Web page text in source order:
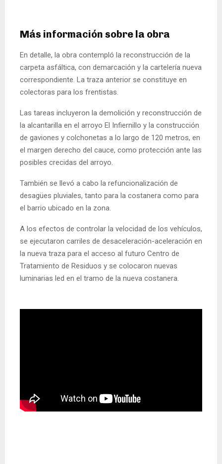
Más información sobre la obra
En detalle, la obra contempló la reconstrucción de la
carpeta asfáltica, con demarcación y la cartelería nueva
correspondiente. La traza anterior se constituye en
colectoras para los frentistas.
Las tareas incluyeron la demolición y reconstrucción de
la alcantarilla en el arroyo El Infiernillo y la construcción
de gaviones y colchonetas a lo largo de 120 metros, en
el margen derecho del cauce, como protección ante las
posibles crecidas del arroyo.
También se llevó a cabo la refuncionalización de
desagües pluviales, tanto para la costanera como para
el barrio ubicado en la zona.
A los efectos de controlar la velocidad de los vehículos,
se ejecutaron carriles de desaceleración-aceleración en
la nueva traza para el acceso al futuro Centro de
Tratamiento de Residuos y se colocaron nuevas
luminarias led en el tramo de la nueva costanera.